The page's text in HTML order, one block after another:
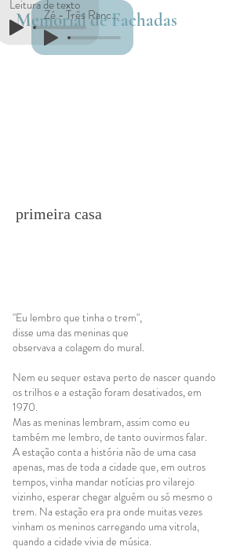
Memorial de Fachadas
Zé - Três Ranchos
Leitura de texto
primeira casa
"Eu lembro que tinha o trem",
disse uma das meninas que
observava a colagem do mural.
Nem eu sequer estava perto de nascer quando
os trilhos e a estação foram desativados, em
1970.
Mas as meninas lembram, assim como eu
também me lembro, de tanto ouvirmos falar.
A estação conta a história não de uma casa
apenas, mas de toda a cidade que, em outros
tempos, vinha mandar notícias pro vilarejo
vizinho, esperar chegar alguém ou só mesmo o
trem. Na estação era pra onde muitas vezes
vinham os meninos carregando uma vitrola,
quando a cidade vivia de música.